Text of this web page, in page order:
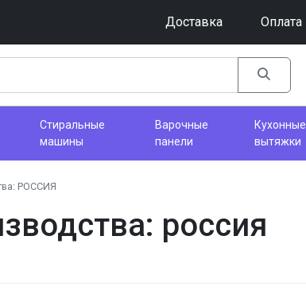
Доставка Оплата
Стиральные
машины
Варочные
панели
Кухонные
вытяжки
РОССИЯ
россия